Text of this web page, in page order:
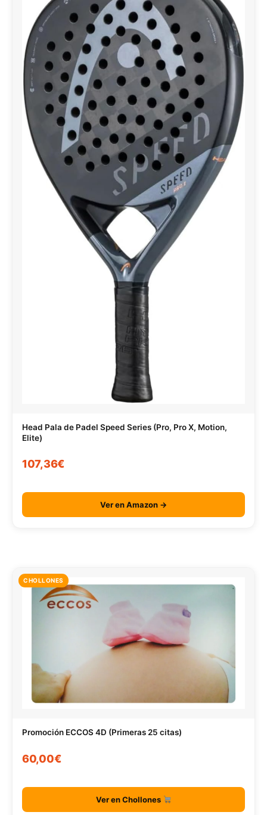
Head Pala de Padel Speed Series (Pro, Pro X, Motion,
Elite)
107,36€
Ver en Amazon →
CHOLLONES
Promoción ECCOS 4D (Primeras 25 citas)
60,00€
Ver en Chollones